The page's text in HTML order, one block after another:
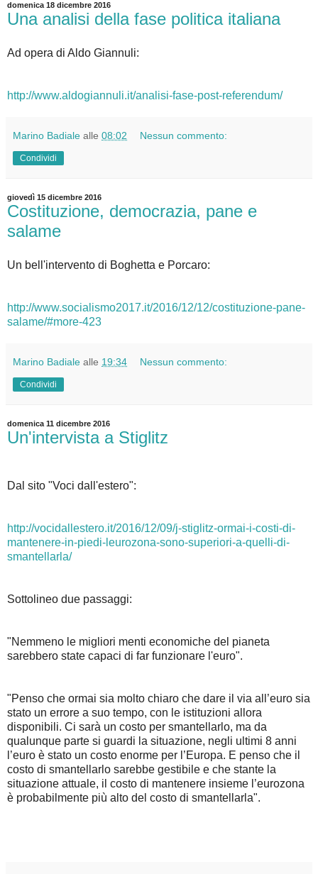
domenica 18 dicembre 2016
Una analisi della fase politica italiana
Ad opera di Aldo Giannuli:
http://www.aldogiannuli.it/analisi-fase-post-referendum/
Marino Badiale alle 08:02 Nessun commento:
Condividi
giovedì 15 dicembre 2016
Costituzione, democrazia, pane e
salame
Un bell'intervento di Boghetta e Porcaro:
http://www.socialismo2017.it/2016/12/12/costituzione-pane-
salame/#more-423
Marino Badiale alle 19:34 Nessun commento:
Condividi
domenica 11 dicembre 2016
Un'intervista a Stiglitz
Dal sito "Voci dall'estero":
http://vocidallestero.it/2016/12/09/j-stiglitz-ormai-i-costi-di-
mantenere-in-piedi-leurozona-sono-superiori-a-quelli-di-
smantellarla/
Sottolineo due passaggi:
"Nemmeno le migliori menti economiche del pianeta
sarebbero state capaci di far funzionare l'euro".
"Penso che ormai sia molto chiaro che dare il via all’euro sia
stato un errore a suo tempo, con le istituzioni allora
disponibili. Ci sarà un costo per smantellarlo, ma da
qualunque parte si guardi la situazione, negli ultimi 8 anni
l’euro è stato un costo enorme per l’Europa. E penso che il
costo di smantellarlo sarebbe gestibile e che stante la
situazione attuale, il costo di mantenere insieme l’eurozona
è probabilmente più alto del costo di smantellarla".